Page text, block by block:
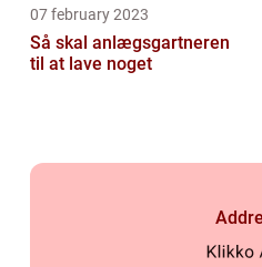
07 february 2023
Så skal anlægsgartneren
til at lave noget